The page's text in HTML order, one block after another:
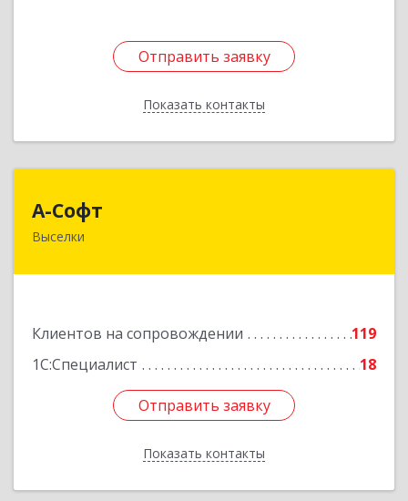
Отправить заявку
Показать контакты
Отправить заявку
Назад
А-Софт
Выселки
Клиентов на сопровождении
119
1С:Специалист
18
Отправить заявку
Показать контакты
353100, Краснодарский край, Выселковский
Отправить заявку
Назад